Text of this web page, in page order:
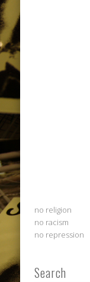
no religion
no racism
no repression
Search